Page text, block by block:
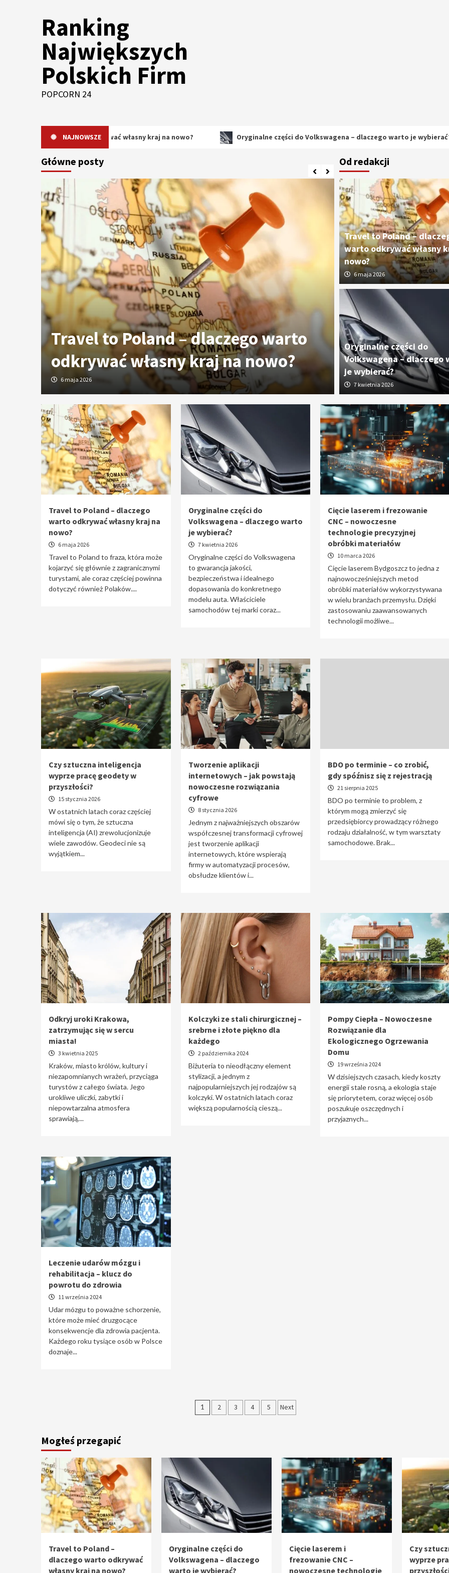
Ranking
Największych
Polskich Firm
POPCORN 24
NAJNOWSZE
warto odkrywać własny kraj na nowo? Oryginalne części do Volkswagena – dlaczego warto je wybierać?
Główne posty
Travel to Poland – dlaczego warto
odkrywać własny kraj na nowo?
6 maja 2026
Oryginalne
dlaczego
7 kwietnia 2026
Od redakcji
Travel to Poland –
warto odkrywać własny
nowo?
6 maja 2026
Oryginalne części do
Volkswagena – dlaczego
je wybierać?
7 kwietnia 2026
Travel to Poland – dlaczego
warto odkrywać własny kraj na
nowo?
6 maja 2026
Travel to Poland to fraza, która może
kojarzyć się głównie z zagranicznymi
turystami, ale coraz częściej powinna
dotyczyć również Polaków....
Oryginalne części do
Volkswagena – dlaczego warto
je wybierać?
7 kwietnia 2026
Oryginalne części do Volkswagena
to gwarancja jakości,
bezpieczeństwa i idealnego
dopasowania do konkretnego
modelu auta. Właściciele
samochodów tej marki coraz...
Cięcie laserem i frezowanie
CNC – nowoczesne
technologie precyzyjnej
obróbki materiałów
10 marca 2026
Cięcie laserem Bydgoszcz to jedna z
najnowocześniejszych metod
obróbki materiałów wykorzystywana
w wielu branżach przemysłu. Dzięki
zastosowaniu zaawansowanych
technologii możliwe...
Czy sztuczna inteligencja
wyprze pracę geodety w
przyszłości?
15 stycznia 2026
W ostatnich latach coraz częściej
mówi się o tym, że sztuczna
inteligencja (AI) zrewolucjonizuje
wiele zawodów. Geodeci nie są
wyjątkiem...
Tworzenie aplikacji
internetowych – jak powstają
nowoczesne rozwiązania
cyfrowe
8 stycznia 2026
Jednym z najważniejszych obszarów
współczesnej transformacji cyfrowej
jest tworzenie aplikacji
internetowych, które wspierają
firmy w automatyzacji procesów,
obsłudze klientów i...
BDO po terminie – co zrobić,
gdy spóźnisz się z rejestracją
21 sierpnia 2025
BDO po terminie to problem, z
którym mogą zmierzyć się
przedsiębiorcy prowadzący różnego
rodzaju działalność, w tym warsztaty
samochodowe. Brak...
Odkryj uroki Krakowa,
zatrzymując się w sercu
miasta!
3 kwietnia 2025
Kraków, miasto królów, kultury i
niezapomnianych wrażeń, przyciąga
turystów z całego świata. Jego
urokliwe uliczki, zabytki i
niepowtarzalna atmosfera
sprawiają,...
Kolczyki ze stali chirurgicznej –
srebrne i złote piękno dla
każdego
2 października 2024
Biżuteria to nieodłączny element
stylizacji, a jednym z
najpopularniejszych jej rodzajów są
kolczyki. W ostatnich latach coraz
większą popularnością cieszą...
Pompy Ciepła – Nowoczesne
Rozwiązanie dla
Ekologicznego Ogrzewania
Domu
19 września 2024
W dzisiejszych czasach, kiedy koszty
energii stale rosną, a ekologia staje
się priorytetem, coraz więcej osób
poszukuje oszczędnych i
przyjaznych...
Leczenie udarów mózgu i
rehabilitacja – klucz do
powrotu do zdrowia
11 września 2024
Udar mózgu to poważne schorzenie,
które może mieć druzgocące
konsekwencje dla zdrowia pacjenta.
Każdego roku tysiące osób w Polsce
doznaje...
Stronicowanie
1 2 3 4 5 Next
Mogłeś przegapić
Travel to Poland –
dlaczego warto odkrywać
własny kraj na nowo?
Oryginalne części do
Volkswagena – dlaczego
warto je wybierać?
Cięcie laserem i
frezowanie CNC –
nowoczesne technologie
Czy
wyprze